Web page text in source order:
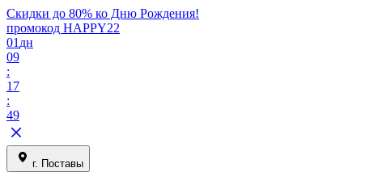
Скидки до 80% ко Дню Рождения!
промокод HAPPY22
01 дн
09
:
17
:
49
г. Поставы